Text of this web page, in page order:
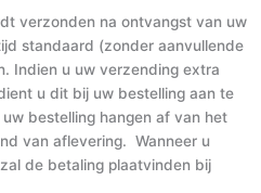
verzonden na ontvangst van uw
standaard (zonder aanvullende
Indien u uw verzending extra
u dit bij uw bestelling aan te
bestelling hangen af van het
van aflevering. Wanneer u
de betaling plaatvinden bij